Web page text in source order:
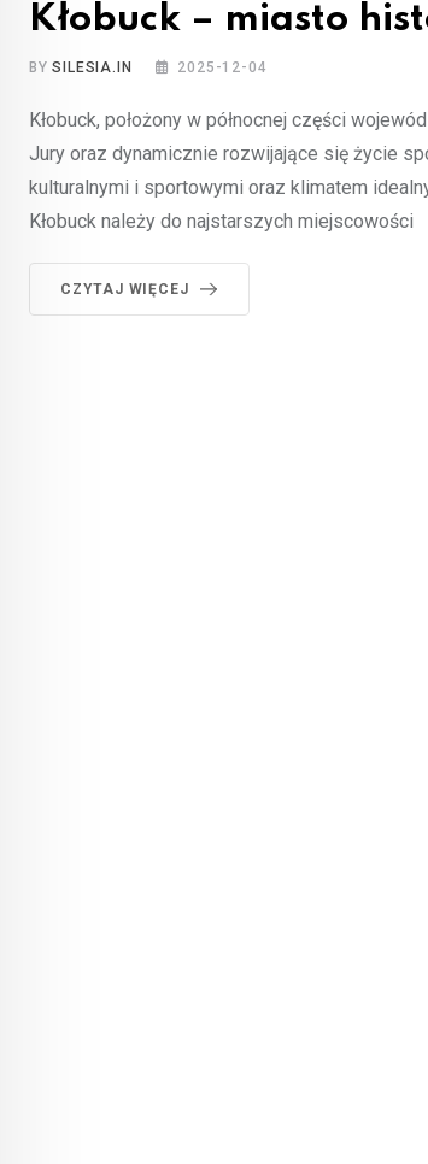
Kłobuck – miasto
BYSILESIA.IN 2025-12-04
Kłobuck, położony w północnej części
Jury oraz dynamicznie rozwijające się życie
kulturalnymi i sportowymi oraz klimatem
Kłobuck należy do najstarszych miejscowości
CZYTAJ WIĘCEJ